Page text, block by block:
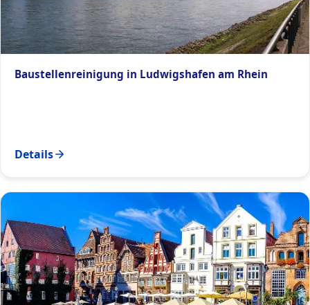
Baustellenreinigung in Ludwigshafen am Rhein
Details